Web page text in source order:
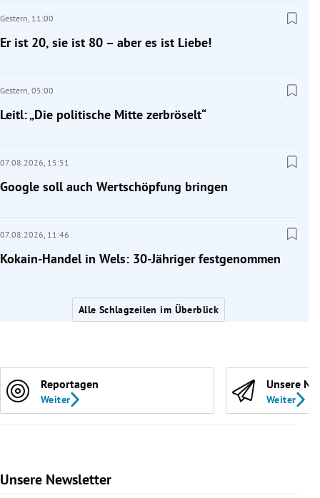
Gestern, 11:00
Er ist 20, sie ist 80 – aber es ist Liebe!
Gestern, 05:00
Leitl: „Die politische Mitte zerbröselt“
07.08.2026, 15:51
Google soll auch Wertschöpfung bringen
07.08.2026, 11:46
Kokain-Handel in Wels: 30-Jähriger festgenommen
Alle Schlagzeilen im Überblick
Reportagen
Weiter
Unsere
Weiter
Unsere Newsletter
Slide 1 von 9